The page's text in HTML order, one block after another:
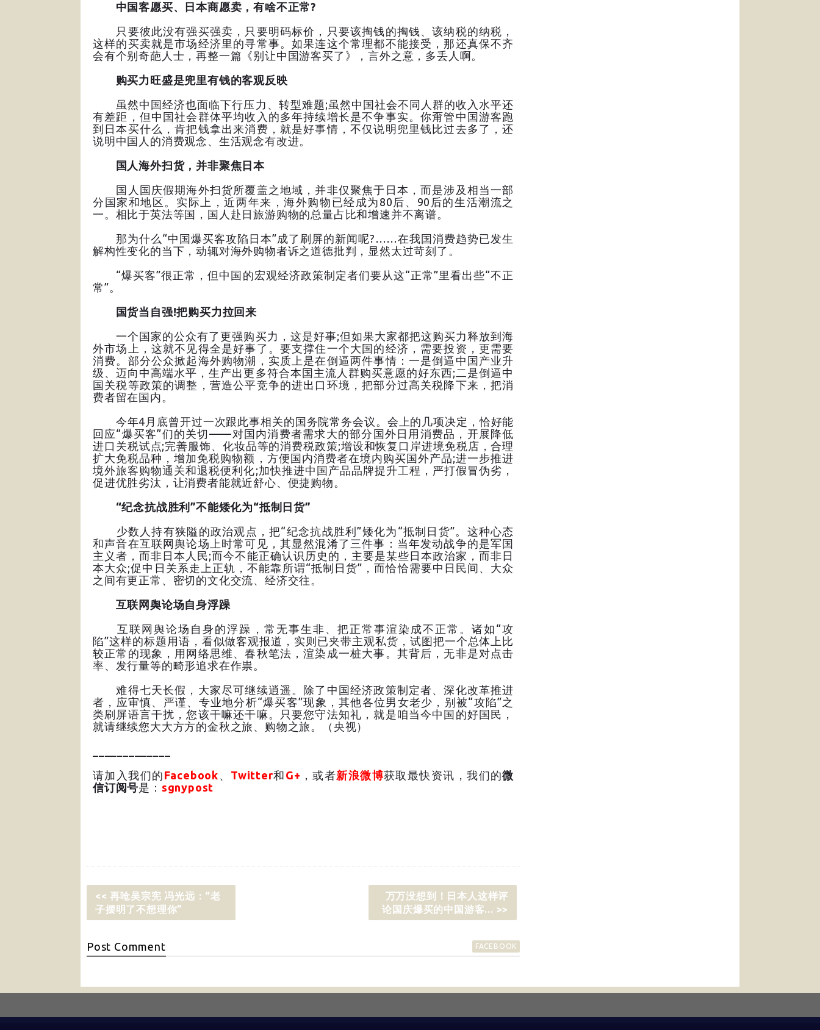
中国客愿买、日本商愿卖，有啥不正常?
只要彼此没有强买强卖，只要明码标价，只要该掏钱的掏钱、该纳税的纳税，
这样的买卖就是市场经济里的寻常事。如果连这个常理都不能接受，那还真保不齐
会有个别奇葩人士，再整一篇《别让中国游客买了》，言外之意，多丢人啊。
购买力旺盛是兜里有钱的客观反映
虽然中国经济也面临下行压力、转型难题;虽然中国社会不同人群的收入水平还
有差距，但中国社会群体平均收入的多年持续增长是不争事实。你甭管中国游客跑
到日本买什么，肯把钱拿出来消费，就是好事情，不仅说明兜里钱比过去多了，还
说明中国人的消费观念、生活观念有改进。
国人海外扫货，并非聚焦日本
国人国庆假期海外扫货所覆盖之地域，并非仅聚焦于日本，而是涉及相当一部
分国家和地区。实际上，近两年来，海外购物已经成为80后、90后的生活潮流之
一。相比于英法等国，国人赴日旅游购物的总量占比和增速并不离谱。
那为什么“中国爆买客攻陷日本”成了刷屏的新闻呢?……在我国消费趋势已发生
解构性变化的当下，动辄对海外购物者诉之道德批判，显然太过苛刻了。
“爆买客”很正常，但中国的宏观经济政策制定者们要从这“正常”里看出些“不正
常”。
国货当自强!把购买力拉回来
一个国家的公众有了更强购买力，这是好事;但如果大家都把这购买力释放到海
外市场上，这就不见得全是好事了。要支撑住一个大国的经济，需要投资，更需要
消费。部分公众掀起海外购物潮，实质上是在倒逼两件事情：一是倒逼中国产业升
级、迈向中高端水平，生产出更多符合本国主流人群购买意愿的好东西;二是倒逼中
国关税等政策的调整，营造公平竞争的进出口环境，把部分过高关税降下来，把消
费者留在国内。
今年4月底曾开过一次跟此事相关的国务院常务会议。会上的几项决定，恰好能
回应“爆买客”们的关切——对国内消费者需求大的部分国外日用消费品，开展降低
进口关税试点;完善服饰、化妆品等的消费税政策;增设和恢复口岸进境免税店，合理
扩大免税品种，增加免税购物额，方便国内消费者在境内购买国外产品;进一步推进
境外旅客购物通关和退税便利化;加快推进中国产品品牌提升工程，严打假冒伪劣，
促进优胜劣汰，让消费者能就近舒心、便捷购物。
“纪念抗战胜利”不能矮化为“抵制日货”
少数人持有狭隘的政治观点，把“纪念抗战胜利”矮化为“抵制日货”。这种心态
和声音在互联网舆论场上时常可见，其显然混淆了三件事：当年发动战争的是军国
主义者，而非日本人民;而今不能正确认识历史的，主要是某些日本政治家，而非日
本大众;促中日关系走上正轨，不能靠所谓“抵制日货”，而恰恰需要中日民间、大众
之间有更正常、密切的文化交流、经济交往。
互联网舆论场自身浮躁
互联网舆论场自身的浮躁，常无事生非、把正常事渲染成不正常。诸如“攻
陷”这样的标题用语，看似做客观报道，实则已夹带主观私货，试图把一个总体上比
较正常的现象，用网络思维、春秋笔法，渲染成一桩大事。其背后，无非是对点击
率、发行量等的畸形追求在作祟。
难得七天长假，大家尽可继续逍遥。除了中国经济政策制定者、深化改革推进
者，应审慎、严谨、专业地分析“爆买客”现象，其他各位男女老少，别被“攻陷”之
类刷屏语言干扰，您该干嘛还干嘛。只要您守法知礼，就是咱当今中国的好国民，
就请继续您大大方方的金秋之旅、购物之旅。（央视）
请加入我们的 Facebook 、 Twitter和 G+ ，或者新浪微博获取最快资讯，我们的微
信订阅号是： sgnypost
<< 再呛吴宗宪 冯光远：“老
子摆明了不想理你”
万万没想到！日本人这样评
论国庆爆买的中国游客... >>
Post Comment FACEBOOK